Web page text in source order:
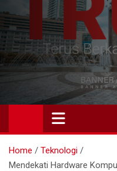
Kabar Trust
Terus Berkabar Kabar Trust
Home
Teknologi
Mendekati Hardware